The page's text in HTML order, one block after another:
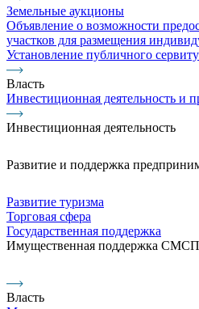
Земельные аукционы
Объявление о возможности
участков для размещения
Установление публичного
Власть
Инвестиционная деятельность и
Инвестиционная деятельность
Развитие и поддержка
Развитие туризма
Торговая сфера
Государственная поддержка
Имущественная поддержка СМСП
Власть